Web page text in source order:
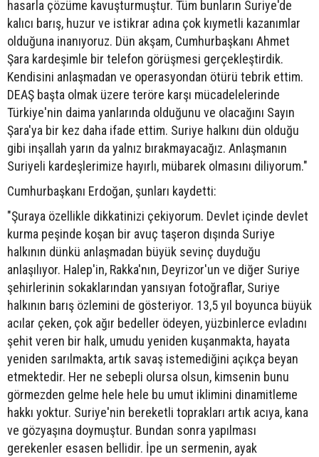
hasarla çözüme kavuşturmuştur. Tüm bunların Suriye'de
kalıcı barış, huzur ve istikrar adına çok kıymetli kazanımlar
olduğuna inanıyoruz. Dün akşam, Cumhurbaşkanı Ahmet
Şara kardeşimle bir telefon görüşmesi gerçekleştirdik.
Kendisini anlaşmadan ve operasyondan ötürü tebrik ettim.
DEAŞ başta olmak üzere teröre karşı mücadelelerinde
Türkiye'nin daima yanlarında olduğunu ve olacağını Sayın
Şara'ya bir kez daha ifade ettim. Suriye halkını dün olduğu
gibi inşallah yarın da yalnız bırakmayacağız. Anlaşmanın
Suriyeli kardeşlerimize hayırlı, mübarek olmasını diliyorum."
Cumhurbaşkanı Erdoğan, şunları kaydetti:
"Şuraya özellikle dikkatinizi çekiyorum. Devlet içinde devlet
kurma peşinde koşan bir avuç taşeron dışında Suriye
halkının dünkü anlaşmadan büyük sevinç duyduğu
anlaşılıyor. Halep'in, Rakka'nın, Deyrizor'un ve diğer Suriye
şehirlerinin sokaklarından yansıyan fotoğraflar, Suriye
halkının barış özlemini de gösteriyor. 13,5 yıl boyunca büyük
acılar çeken, çok ağır bedeller ödeyen, yüzbinlerce evladını
şehit veren bir halk, umudu yeniden kuşanmakta, hayata
yeniden sarılmakta, artık savaş istemediğini açıkça beyan
etmektedir. Her ne sebepli olursa olsun, kimsenin bunu
görmezden gelme hele hele bu umut iklimini dinamitleme
hakkı yoktur. Suriye'nin bereketli toprakları artık acıya, kana
ve gözyaşına doymuştur. Bundan sonra yapılması
gerekenler esasen bellidir. İpe un sermenin, ayak